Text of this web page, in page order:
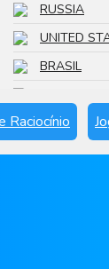
RUSSIA
UNITED
BRASIL
SPAIN
Raciocínio